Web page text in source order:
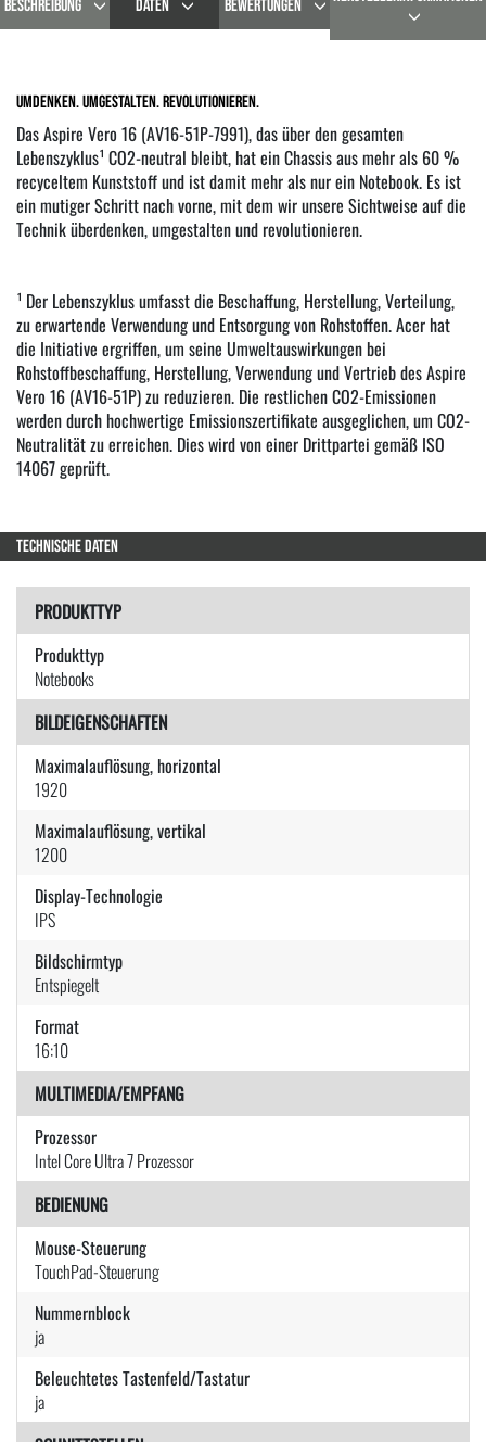
BESCHREIBUNG DATEN BEWERTUNGEN
Umdenken. Umgestalten. Revolutionieren.
Das Aspire Vero 16 (AV16-51P-7991), das über den gesamten
Lebenszyklus¹ CO2-neutral bleibt, hat ein Chassis aus mehr als 60 %
recyceltem Kunststoff und ist damit mehr als nur ein Notebook. Es ist
ein mutiger Schritt nach vorne, mit dem wir unsere Sichtweise auf die
Technik überdenken, umgestalten und revolutionieren.
¹ Der Lebenszyklus umfasst die Beschaffung, Herstellung, Verteilung,
zu erwartende Verwendung und Entsorgung von Rohstoffen. Acer hat
die Initiative ergriffen, um seine Umweltauswirkungen bei
Rohstoffbeschaffung, Herstellung, Verwendung und Vertrieb des Aspire
Vero 16 (AV16-51P) zu reduzieren. Die restlichen CO2-Emissionen
werden durch hochwertige Emissionszertifikate ausgeglichen, um CO2-
Neutralität zu erreichen. Dies wird von einer Drittpartei gemäß ISO
14067 geprüft.
TECHNISCHE DATEN
PRODUKTTYP
Produkttyp
Notebooks
BILDEIGENSCHAFTEN
Maximalauflösung, horizontal
1920
Maximalauflösung, vertikal
1200
Display-Technologie
IPS
Bildschirmtyp
Entspiegelt
Format
16:10
MULTIMEDIA/EMPFANG
Prozessor
Intel Core Ultra 7 Prozessor
BEDIENUNG
Mouse-Steuerung
TouchPad-Steuerung
Nummernblock
ja
Beleuchtetes Tastenfeld/Tastatur
ja